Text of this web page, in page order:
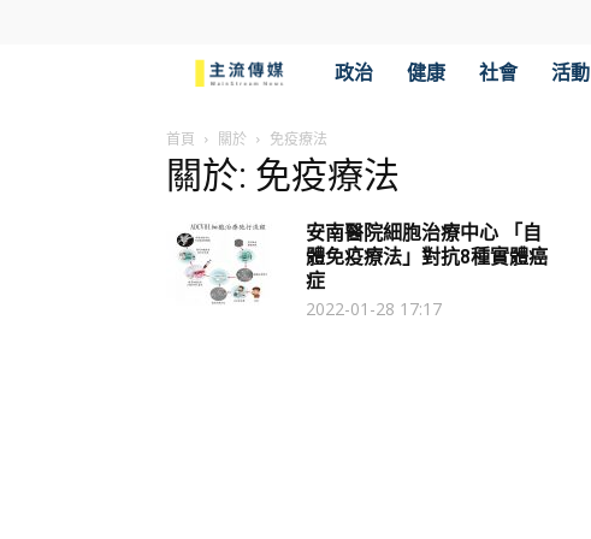
流
傳
媒
政治 健康 社會 活動
首頁 關於 免疫療法
關於: 免疫療法
安南醫院細胞治療中心 「自
體免疫療法」對抗8種實體癌
症
2022-01-28 17:17